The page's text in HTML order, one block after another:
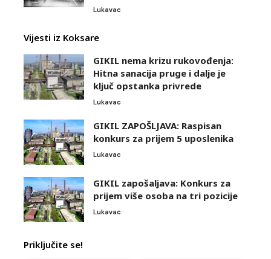
Lukavac
Vijesti iz Koksare
GIKIL nema krizu rukovođenja:
Hitna sanacija pruge i dalje je
ključ opstanka privrede
Lukavac
GIKIL ZAPOŠLJAVA: Raspisan
konkurs za prijem 5 uposlenika
Lukavac
GIKIL zapošaljava: Konkurs za
prijem više osoba na tri pozicije
Lukavac
Priključite se!